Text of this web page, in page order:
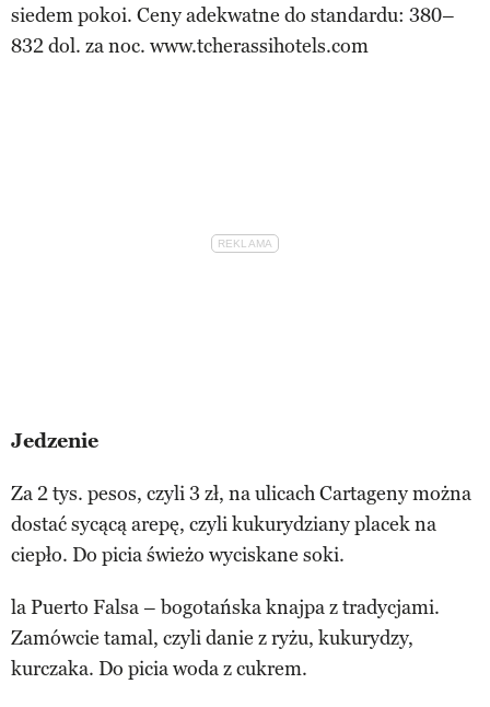
siedem pokoi. Ceny adekwatne do standardu: 380–
832 dol. za noc. www.tcherassihotels.com
Jedzenie
Za 2 tys. pesos, czyli 3 zł, na ulicach Cartageny można
dostać sycącą arepę, czyli kukurydziany placek na
ciepło. Do picia świeżo wyciskane soki.
la Puerto Falsa – bogotańska knajpa z tradycjami.
Zamówcie tamal, czyli danie z ryżu, kukurydzy,
kurczaka. Do picia woda z cukrem.